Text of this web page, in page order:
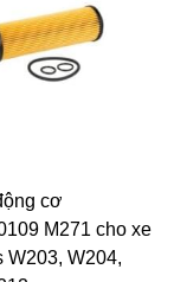
cơ
M271 cho xe
W203, W204,